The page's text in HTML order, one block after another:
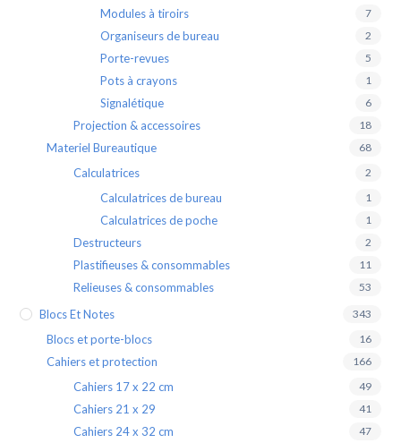
Modules à tiroirs 7
Organiseurs de bureau 2
Porte-revues 5
Pots à crayons 1
Signalétique 6
Projection & accessoires 18
Materiel Bureautique 68
Calculatrices 2
Calculatrices de bureau 1
Calculatrices de poche 1
Destructeurs 2
Plastifieuses & consommables 11
Relieuses & consommables 53
Blocs Et Notes 343
Blocs et porte-blocs 16
Cahiers et protection 166
Cahiers 17 x 22 cm 49
Cahiers 21 x 29 41
Cahiers 24 x 32 cm 47